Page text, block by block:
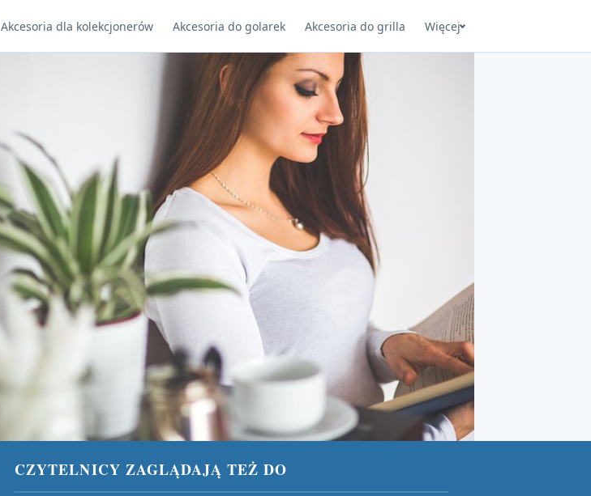
Akcesoria dla kolekcjonerów Akcesoria do golarek Akcesoria do grilla Więcej
CZYTELNICY ZAGLĄDAJĄ TEŻ DO